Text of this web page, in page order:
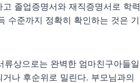
졸업증명서와 재직증명서로 학력
수준까지 정확히 확인하는 것은 기
상으로는 완벽한 엄마친구아들일
나 후순위로 밀린다. 부모님과의